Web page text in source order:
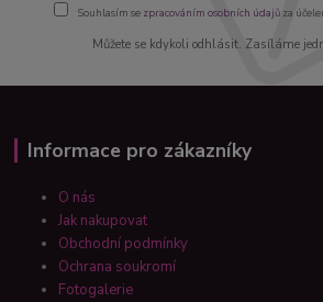
Souhlasím se zpracováním osobních údajůza
Můžete se kdykoli odhlásit. Zasíláme
Informace pro zákazníky
O nás
Jak nakupovat
Obchodní podmínky
Ochrana soukromí
Fotogalerie